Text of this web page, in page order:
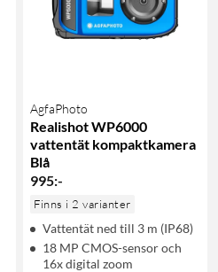
AgfaPhoto
Realishot WP6000
vattentät kompaktkamera
Blå
995:-
Finns i 2 varianter
Vattentät ned till 3 m (IP68)
18 MP CMOS-sensor och
16x digital zoom